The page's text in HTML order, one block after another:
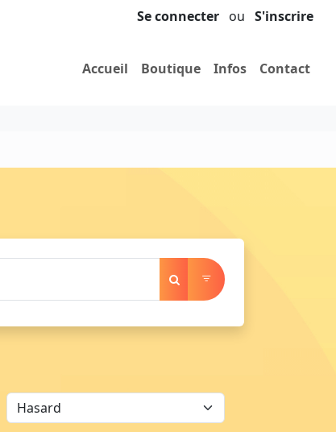
Se connecter ou S'inscrire
Accueil Boutique Infos Contact